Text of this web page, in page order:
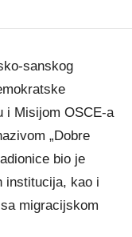
sanskog
i Misijom OSCE-a
„Dobre
bio je
institucija, kao i
migracijskom